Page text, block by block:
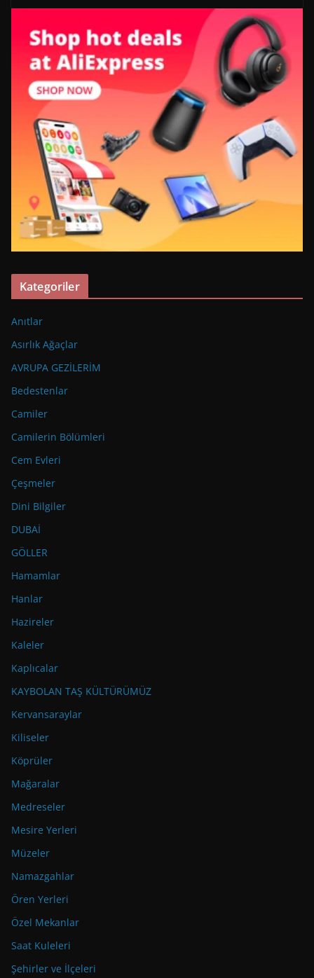
Kategoriler
Anıtlar
Asırlık Ağaçlar
AVRUPA GEZİLERİM
Bedestenlar
Camiler
Camilerin Bölümleri
Cem Evleri
Çeşmeler
Dini Bilgiler
DUBAİ
GÖLLER
Hamamlar
Hanlar
Hazireler
Kaleler
Kaplıcalar
KAYBOLAN TAŞ KÜLTÜRÜMÜZ
Kervansaraylar
Kiliseler
Köprüler
Mağaralar
Medreseler
Mesire Yerleri
Müzeler
Namazgahlar
Ören Yerleri
Özel Mekanlar
Saat Kuleleri
Şehirler ve İlçeleri